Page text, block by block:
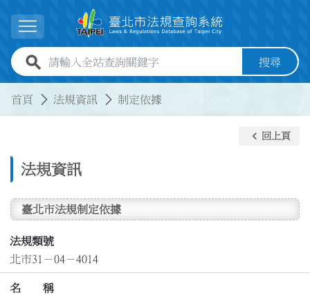
展開選單
全站查詢關鍵字欄位 搜尋
首頁 法規資訊 制定依據
法規資訊
keyboard_arrow_left 回上頁
臺北市法規制定依據
法規類號
北市31－04－4014
名 稱